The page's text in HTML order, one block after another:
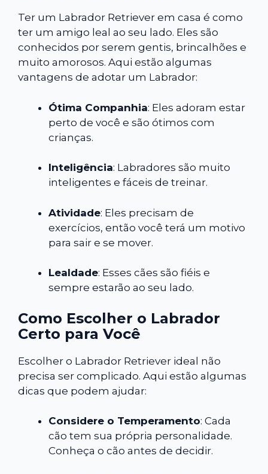
Ter um Labrador Retriever em casa é como
ter um amigo leal ao seu lado. Eles são
conhecidos por serem gentis, brincalhões e
muito amorosos. Aqui estão algumas
vantagens de adotar um Labrador:
Ótima Companhia: Eles adoram estar
perto de você e são ótimos com
crianças.
Inteligência: Labradores são muito
inteligentes e fáceis de treinar.
Atividade: Eles precisam de
exercícios, então você terá um motivo
para sair e se mover.
Lealdade: Esses cães são fiéis e
sempre estarão ao seu lado.
Como Escolher o Labrador
Certo para Você
Escolher o Labrador Retriever ideal não
precisa ser complicado. Aqui estão algumas
dicas que podem ajudar:
Considere o Temperamento: Cada
cão tem sua própria personalidade.
Conheça o cão antes de decidir.